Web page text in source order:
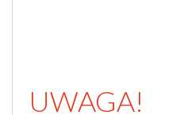
UWAGA!